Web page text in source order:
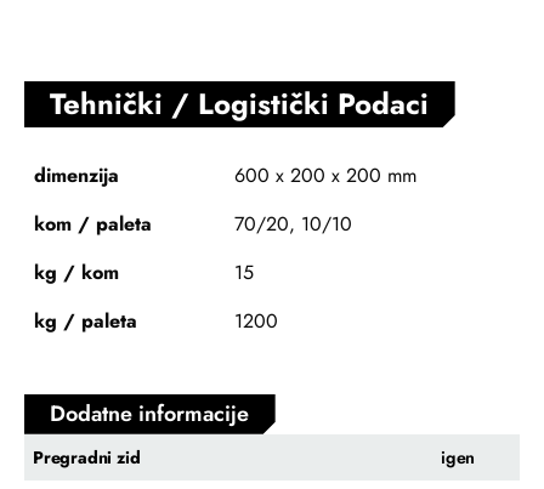
Tehnički / Logistički Podaci
dimenzija
600 x 200 x 200 mm
kom / paleta
70/20, 10/10
kg / kom
15
kg / paleta
1200
Dodatne informacije
Pregradni zid
igen